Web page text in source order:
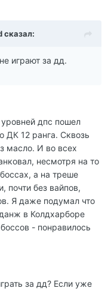
сказал:
играют за дд.
дпс пошел
ДК 12 ранга. Сквозь
масло. И во всех
несмотря на то
а на треше
почти без вайпов,
Я даже подумал что
в Колдхарборе
- понравилось
за дд? Если уже